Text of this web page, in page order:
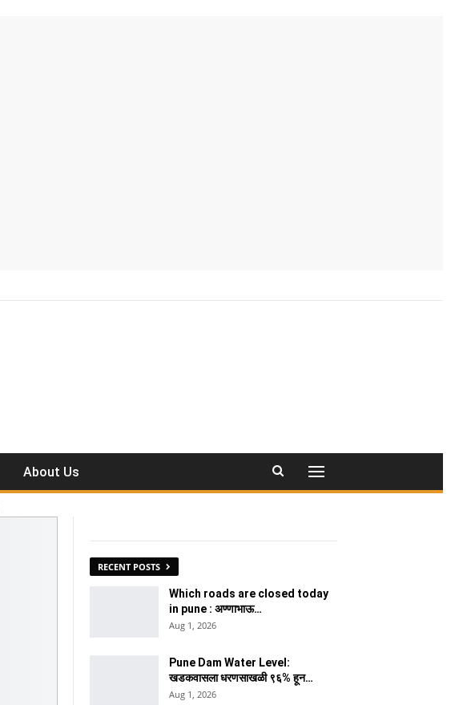
About Us
RECENT POSTS
Which roads are closed today
in pune : अण्णाभाऊ…
Aug 1, 2026
Pune Dam Water Level:
खडकवासला धरणसाखळी ९६% हून…
Aug 1, 2026